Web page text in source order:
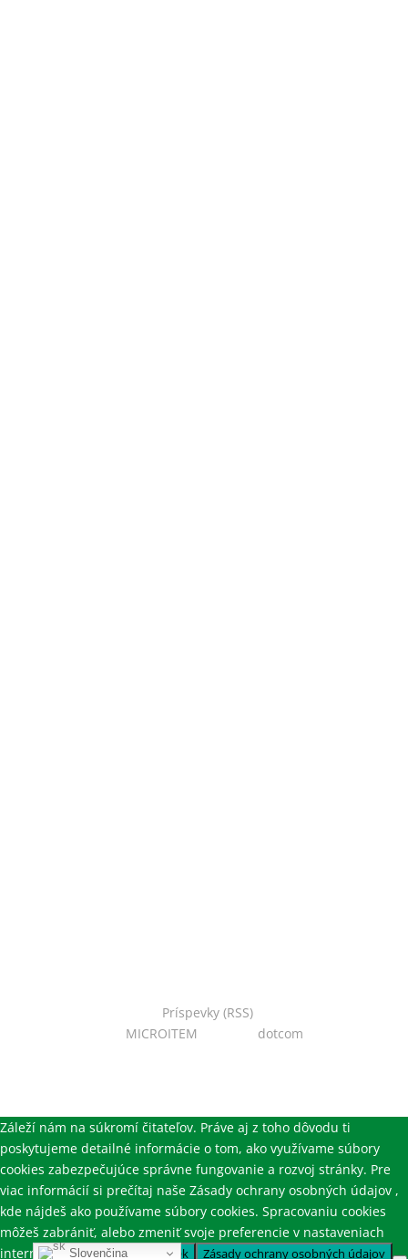
Príspevky (RSS)
MICROITEM dotcom
Slovenčina
Záleží nám na súkromí čitateľov. Práve aj z toho dôvodu ti
poskytujeme detailné informácie o tom, ako využívame súbory
cookies zabezpečujúce správne fungovanie a rozvoj stránky. Pre
viac informácií si prečítaj naše Zásady ochrany osobných údajov ,
kde nájdeš ako používame súbory cookies. Spracovaniu cookies
môžeš zabrániť, alebo zmeniť svoje preferencie v nastaveniach
internetového prehliadača.
Ok Zásady ochrany osobných údajov